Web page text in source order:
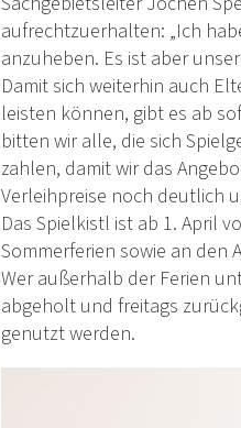
aufrechtzuerhalten: „Ich
anzuheben. Es ist aber
Damit sich weiterhin auch
leisten können, gibt es ab
bitten wir alle, die sich
zahlen, damit wir das
Verleihpreise noch deutlich
Das Spielkistl ist ab 1. April
Sommerferien sowie an den
Wer außerhalb der Ferien
abgeholt und freitags
genutzt werden.